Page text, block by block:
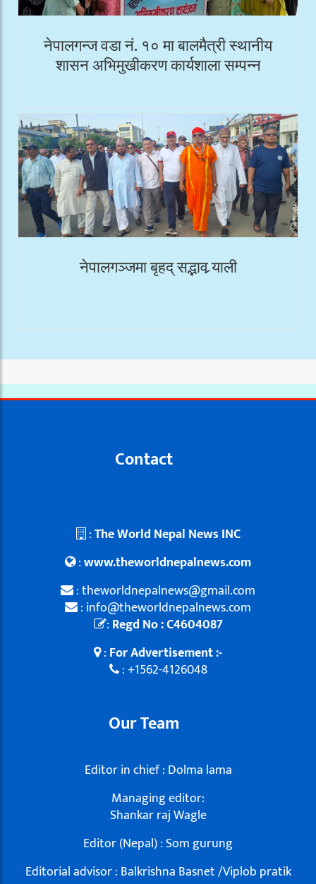
नेपालगन्ज वडा नं. १० मा बालमैत्री स्थानीय
शासन अभिमुखीकरण कार्यशाला सम्पन्न
नेपालगञ्जमा बृहद् सद्भाव र्‍याली
Contact
:The World Nepal News INC
:www.theworldnepalnews.com
: theworldnepalnews@gmail.com
: info@theworldnepalnews.com
: Regd No : C4604087
: For Advertisement :-
: +1562-4126048
Our Team
Editor in chief : Dolma lama
Managing editor:
Shankar raj Wagle
Editor (Nepal) : Som gurung
Editorial advisor : Balkrishna Basnet /Viplob pratik